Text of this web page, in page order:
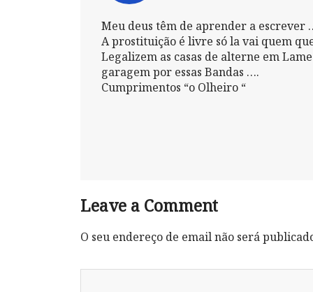
Meu deus têm de aprender a escrever
A prostituição é livre só la vai quem
Legalizem as casas de alterne em
garagem por essas Bandas ….
Cumprimentos “o Olheiro “
Leave a Comment
O seu endereço de email não será